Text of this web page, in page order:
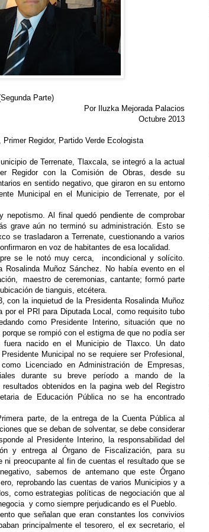
Parte)
Por Iluzka Mejorada Palacios
Octubre 2013
Regidor, Partido Verde Ecologista
de Terrenate, Tlaxcala, se integró a la actual
Regidor con la Comisión de Obras, desde su
en sentido negativo, que giraron en su entorno
Municipal en el Municipio de Terrenate, por el
Al final quedó pendiente de comprobar
grave aún no terminó su administración. Esto se
se trasladaron a Terrenate, cuestionando a varios
en voz de habitantes de esa localidad.
se le notó muy cerca, incondicional y solícito.
Rosalinda Muñoz Sánchez. No había evento en el
maestro de ceremonias, cantante; formó parte
de tianguis, etcétera.
con la inquietud de la Presidenta Rosalinda Muñoz
por el PRI para Diputada Local, como requisito tubo
como Presidente Interino, situación que no
se rompió con el estigma de que no podía ser
fuera nacido en el Municipio de Tlaxco. Un dato
Municipal no se requiere ser Profesional,
Licenciado en Administración de Empresas,
durante su breve período a mando de la
obtenidos en la pagina web del Registro
de Educación Pública no se ha encontrado
parte, de la entrega de la Cuenta Pública al
que se deban de solventar, se debe considerar
al Presidente Interino, la responsabilidad del
y entrega al Órgano de Fiscalización, para su
ni preocupante al fin de cuentas el resultado que se
sabemos de antemano que este Órgano
reprobando las cuentas de varios Municipios y a
como estrategias políticas de negociación que al
y como siempre perjudicando es el Pueblo.
que señalan que eran constantes los convivios
principalmente el tesorero, el ex secretario, el